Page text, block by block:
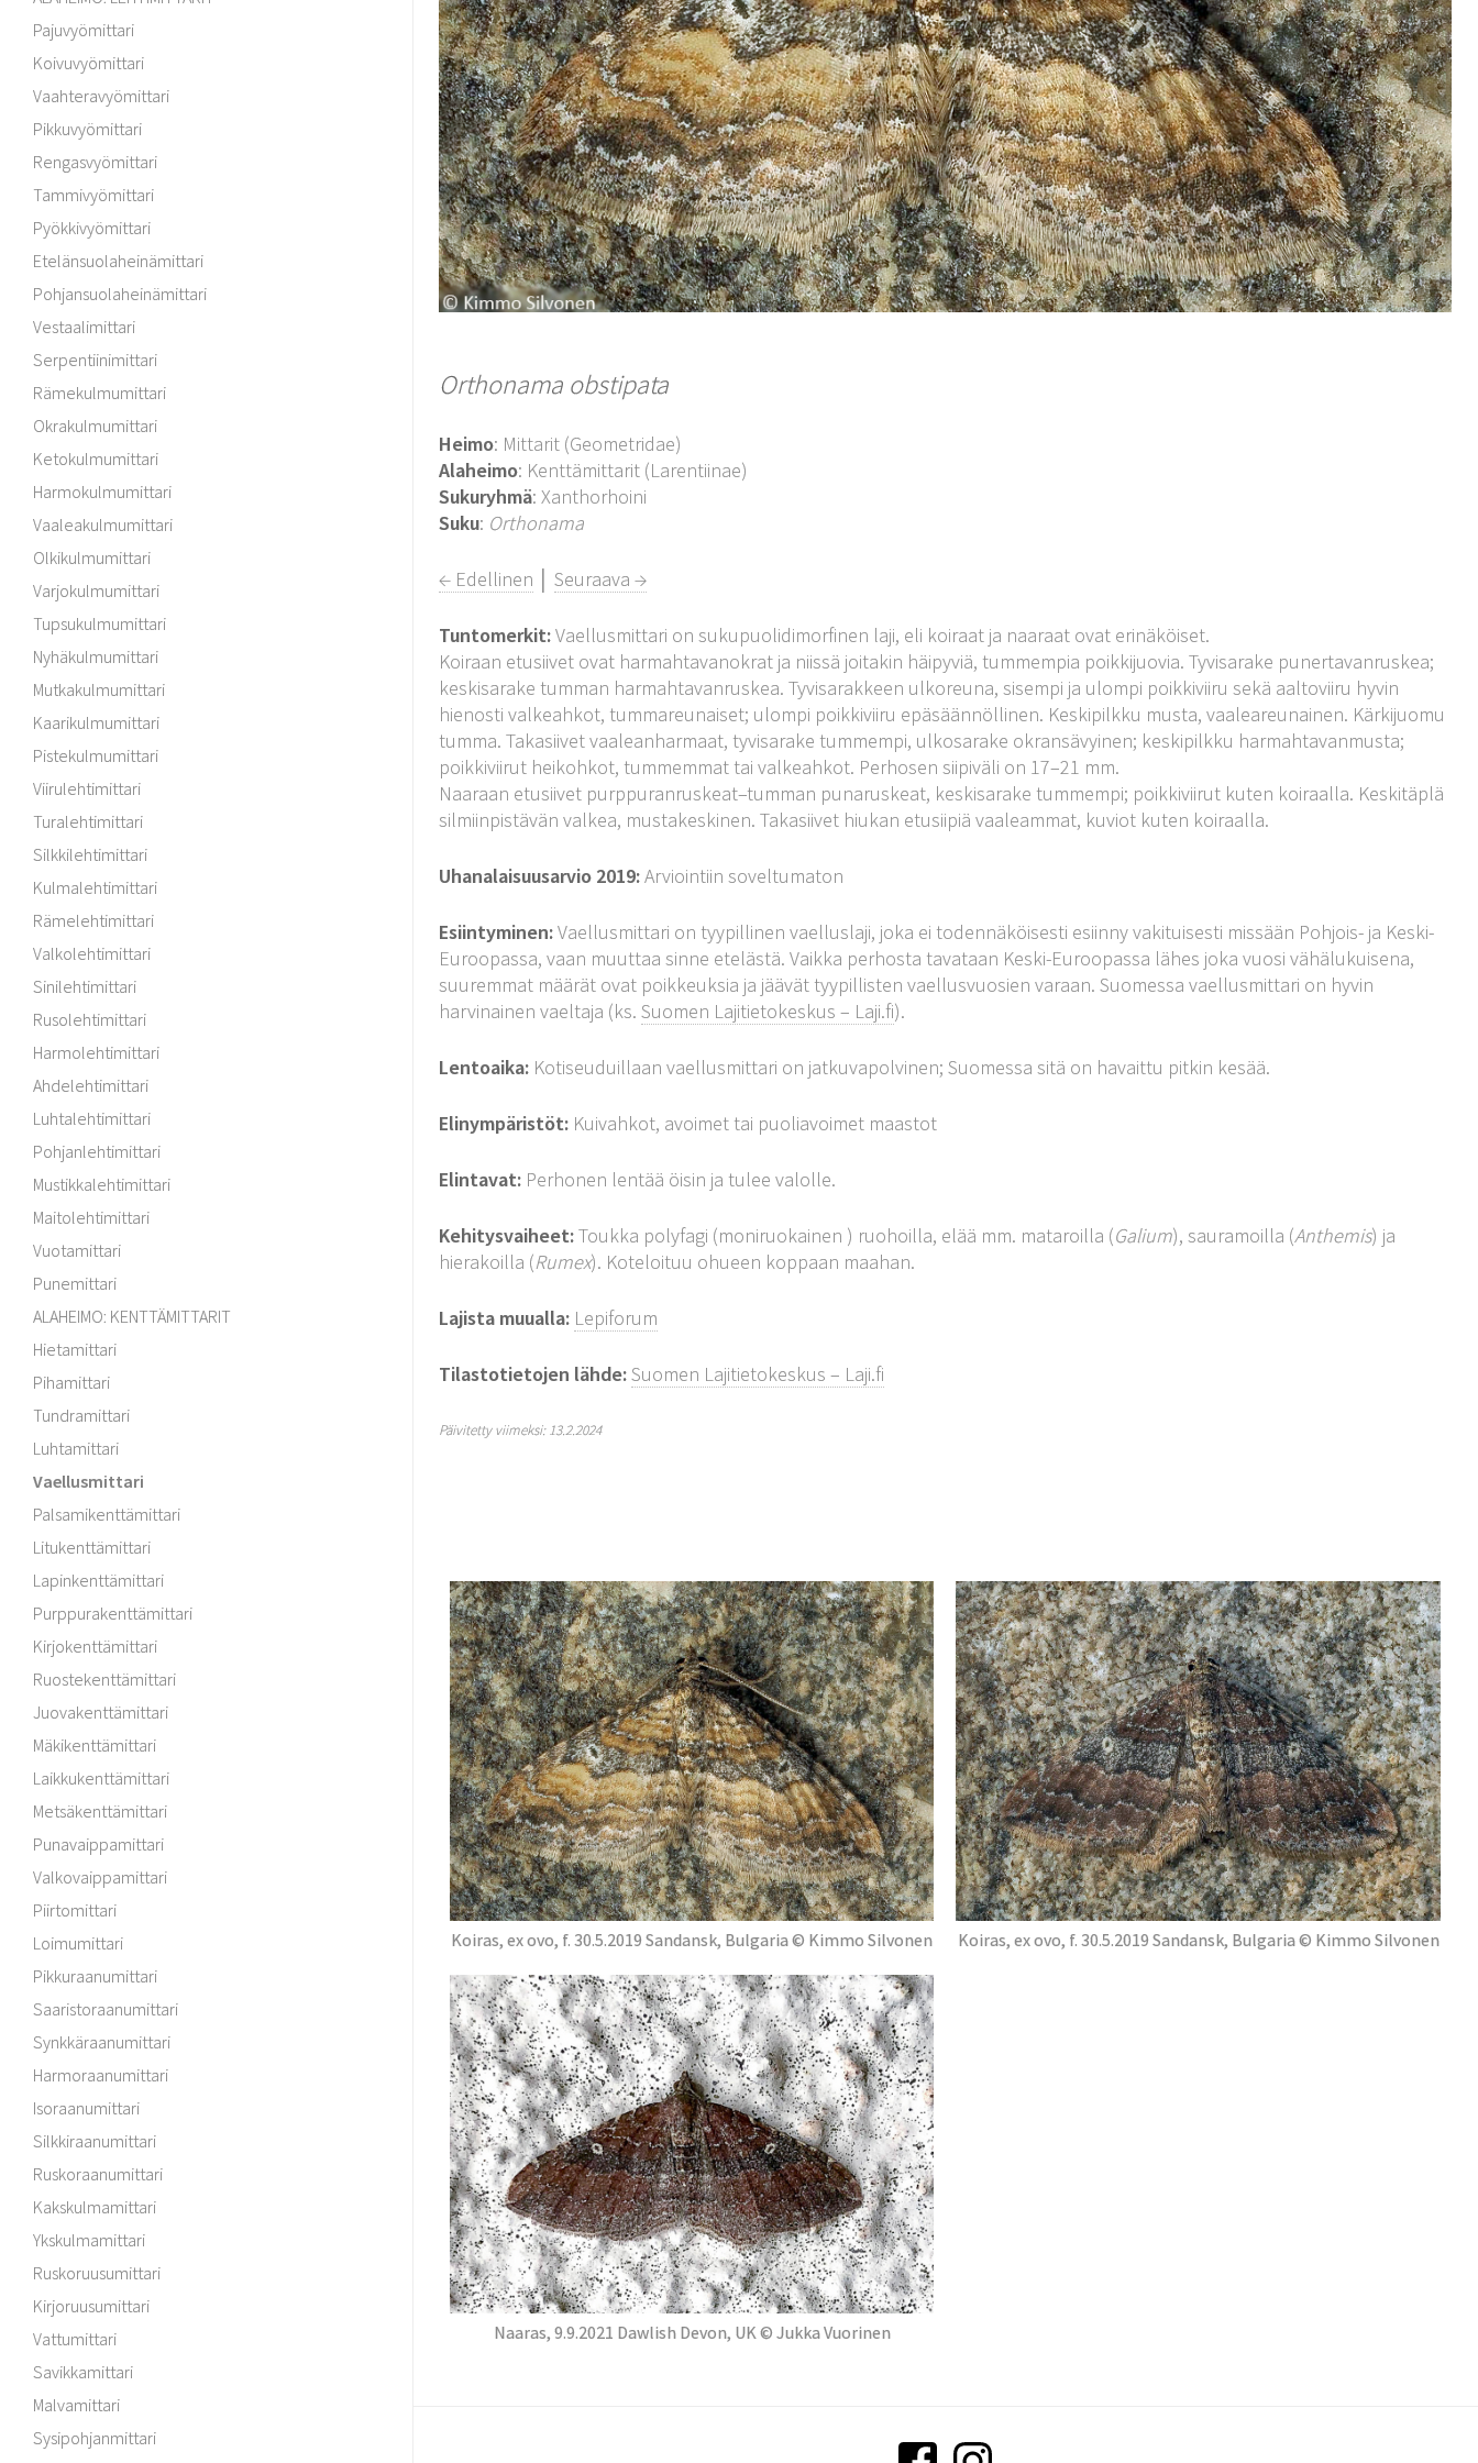
Pajuvyömittari
Koivuvyömittari
Vaahteravyömittari
Pikkuvyömittari
Rengasvyömittari
Tammivyömittari
Pyökkivyömittari
Etelänsuolaheinämittari
Pohjansuolaheinämittari
Vestaalimittari
Serpentiinimittari
Rämekulmumittari
Okrakulmumittari
Ketokulmumittari
Harmokulmumittari
Vaaleakulmumittari
Olkikulmumittari
Varjokulmumittari
Tupsukulmumittari
Nyhäkulmumittari
Mutkakulmumittari
Kaarikulmumittari
Pistekulmumittari
Viirulehtimittari
Turalehtimittari
Silkkilehtimittari
Kulmalehtimittari
Rämelehtimittari
Valkolehtimittari
Sinilehtimittari
Rusolehtimittari
Harmolehtimittari
Ahdelehtimittari
Luhtalehtimittari
Pohjanlehtimittari
Mustikkalehtimittari
Maitolehtimittari
Vuotamittari
Punemittari
ALAHEIMO: KENTTÄMITTARIT
Hietamittari
Pihamittari
Tundramittari
Luhtamittari
Vaellusmittari
Palsamikenttämittari
Litukenttämittari
Lapinkenttämittari
Purppurakenttämittari
Kirjokenttämittari
Ruostekenttämittari
Juovakenttämittari
Mäkikenttämittari
Laikkukenttämittari
Metsäkenttämittari
Punavaippamittari
Valkovaippamittari
Piirtomittari
Loimumittari
Pikkuraanumittari
Saaristoraanumittari
Synkkäraanumittari
Harmoraanumittari
Isoraanumittari
Silkkiraanumittari
Ruskoraanumittari
Kakskulmamittari
Ykskulmamittari
Ruskoruusumittari
Kirjoruusumittari
Vattumittari
Savikkamittari
Malvamittari
Sysipohjanmittari
Orthonama obstipata
Heimo: Mittarit (Geometridae)
Alaheimo: Kenttämittarit (Larentiinae)
Sukuryhmä: Xanthorhoini
Suku: Orthonama
← Edellinen │Seuraava →
Tuntomerkit:Vaellusmittari on sukupuolidimorfinen laji, eli koiraat ja naaraat ovat erinäköiset.
Koiraan etusiivet ovat harmahtavanokrat ja niissä joitakin häipyviä, tummempia poikkijuovia. Tyvisarake punertavanruskea;
keskisarake tumman harmahtavanruskea. Tyvisarakkeen ulkoreuna, sisempi ja ulompi poikkiviiru sekä aaltoviiru hyvin
hienosti valkeahkot, tummareunaiset; ulompi poikkiviiru epäsäännöllinen. Keskipilkku musta, vaaleareunainen. Kärkijuomu
tumma. Takasiivet vaaleanharmaat, tyvisarake tummempi, ulkosarake okransävyinen; keskipilkku harmahtavanmusta;
poikkiviirut heikohkot, tummemmat tai valkeahkot. Perhosen siipiväli on 17–21 mm.
Naaraan etusiivet purppuranruskeat–tumman punaruskeat, keskisarake tummempi; poikkiviirut kuten koiraalla. Keskitäplä
silmiinpistävän valkea, mustakeskinen. Takasiivet hiukan etusiipiä vaaleammat, kuviot kuten koiraalla.
Uhanalaisuusarvio 2019:Arviointiin soveltumaton
Esiintyminen:Vaellusmittari on tyypillinen vaelluslaji, joka ei todennäköisesti esiinny vakituisesti missään Pohjois- ja Keski-
Euroopassa, vaan muuttaa sinne etelästä. Vaikka perhosta tavataan Keski-Euroopassa lähes joka vuosi vähälukuisena,
suuremmat määrät ovat poikkeuksia ja jäävät tyypillisten vaellusvuosien varaan. Suomessa vaellusmittari on hyvin
harvinainen vaeltaja (ks.Suomen Lajitietokeskus – Laji.fi).
Lentoaika: Kotiseuduillaan vaellusmittari on jatkuvapolvinen; Suomessa sitä on havaittu pitkin kesää.
Elinympäristöt: Kuivahkot, avoimet tai puoliavoimet maastot
Elintavat: Perhonen lentää öisin ja tulee valolle.
Kehitysvaiheet:Toukka polyfagi (moniruokainen ) ruohoilla, elää mm. mataroilla (Galium), sauramoilla (Anthemis) ja
hierakoilla (Rumex). Koteloituu ohueen koppaan maahan.
Lajista muualla: Lepiforum
Tilastotietojen lähde:Suomen Lajitietokeskus – Laji.fi
Päivitetty viimeksi: 13.2.2024
Koiras, ex ovo, f. 30.5.2019 Sandansk, Bulgaria © Kimmo Silvonen Koiras, ex ovo, f. 30.5.2019 Sandansk, Bulgaria © Kimmo Silvonen
Naaras, 9.9.2021 Dawlish Devon, UK © Jukka Vuorinen